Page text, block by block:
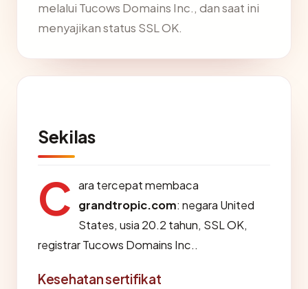
melalui Tucows Domains Inc., dan saat ini
menyajikan status SSL OK.
Sekilas
C ara tercepat membaca
grandtropic.com: negara United
States, usia 20.2 tahun, SSL OK,
registrar Tucows Domains Inc..
Kesehatan sertifikat